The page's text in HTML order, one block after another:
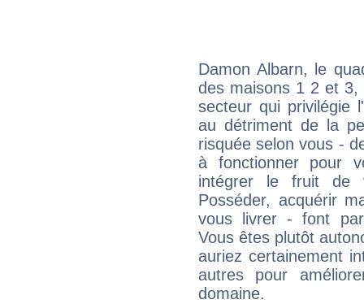
Damon Albarn, le
des maisons 1 2 et
secteur qui privilégie
au détriment de la
risquée selon vous -
à fonctionner pour
intégrer le fruit de
Posséder, acquérir
vous livrer - font
Vous êtes plutôt
auriez certainement
autres pour
domaine.